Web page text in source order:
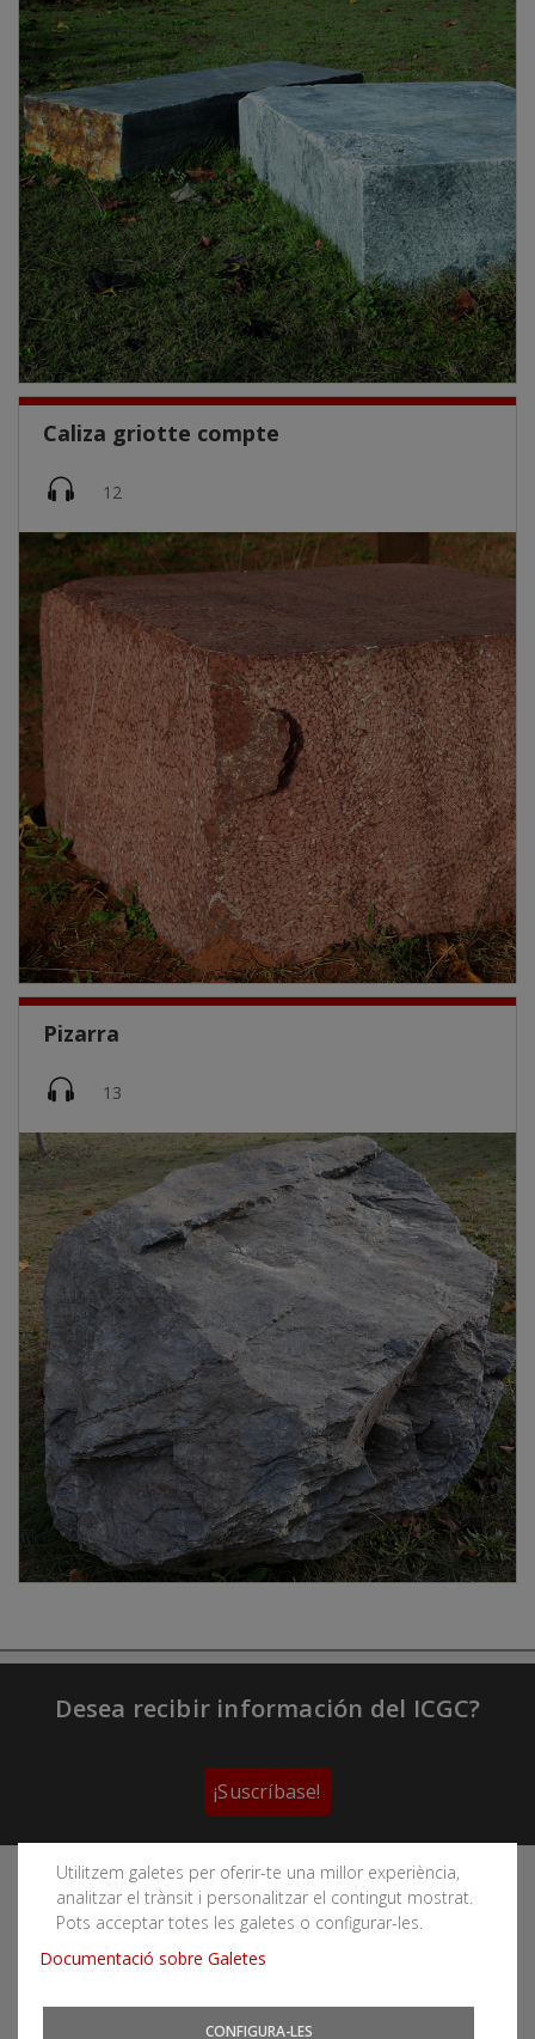
Caliza griotte compte
Imatge 12
Pizarra
Imatge 13
Utilitzem galetes per oferir-te una millor experiència,
analitzar el trànsit i personalitzar el contingut mostrat.
Pots acceptar totes les galetes o configurar-les.
Documentació sobre Galetes
CONFIGURA-LES
Desea recibir información del ICGC?
¡Suscríbase!
Sigue las redes sociales del Instituto Cartográfico y
Geológico de Cataluña